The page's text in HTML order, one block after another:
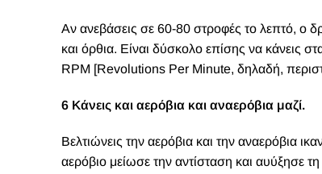
Αν ανεβάσεις σε 60-80 στροφές το λεπτό, ο
και όρθια. Είναι δύσκολο επίσης να κάνεις
RPM [Revolutions Per Minute, δηλαδή,
6 Κάνεις και αερόβια και αναερόβια μαζί.
Βελτιώνεις την αερόβια και την αναερόβια
αερόβιο μείωσε την αντίσταση και αυύξησε